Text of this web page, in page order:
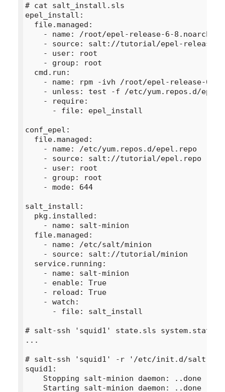
# cat salt_install.sls
epel_install:
  file.managed:
- name: /root/epel-release-6-
- source: salt://tutorial/epel-release-
    - user: root
    - group: root
  cmd.run:
- name: rpm -ivh /root/epel-release-6-
- unless: test -f /etc/yum.repos.d/
    - require:
      - file: epel_install
conf_epel:
  file.managed:
    - name: /etc/yum.repos.d/epel.repo
    - source: salt://tutorial/epel.repo
    - user: root
    - group: root
    - mode: 644
salt_install:
  pkg.installed:
    - name: salt-minion
  file.managed:
    - name: /etc/salt/minion
    - source: salt://tutorial/minion
  service.running:
    - name: salt-minion
    - enable: True
    - reload: True
    - watch:
      - file: salt_install
# salt-ssh 'squid1' state.sls
...
# salt-ssh 'squid1' -r '/etc/init.d/salt-
squid1:
    Stopping salt-minion daemon: ..done
    Starting salt-minion daemon: ..done